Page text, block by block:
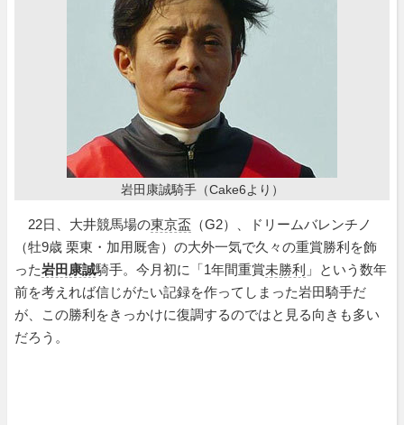
岩田康誠騎手（Cake6より）
22日、大井競馬場の東京盃 （G2）、ドリームバレンチノ
（牡9歳 栗東・加用厩舎）の大外一気で久々の重賞勝利を飾
った岩田康誠騎手。今月初に「1年間重賞未勝利 」という数年
前を考えれば信じがたい記録を作ってしまった岩田騎手だ
が、この勝利をきっかけに復調するのではと見る向きも多い
だろう。